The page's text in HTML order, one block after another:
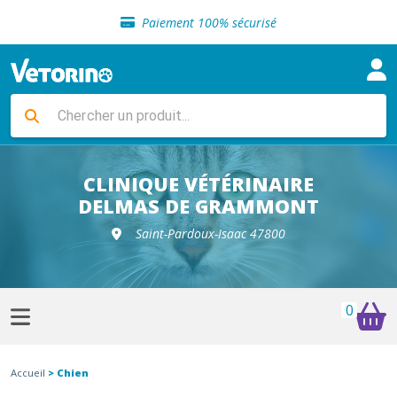
Paiement 100% sécurisé
Livraison gratuite en clinique vétérinaire
Sélection de croquettes vétérinaire
Livraison gratuite en clinique vétérinaire
Retour gratuit en clinique
Sélection de croquettes vétérinaire
CLINIQUE VÉTÉRINAIRE
DELMAS DE GRAMMONT
Saint-Pardoux-Isaac 47800
0
Accueil > Chien